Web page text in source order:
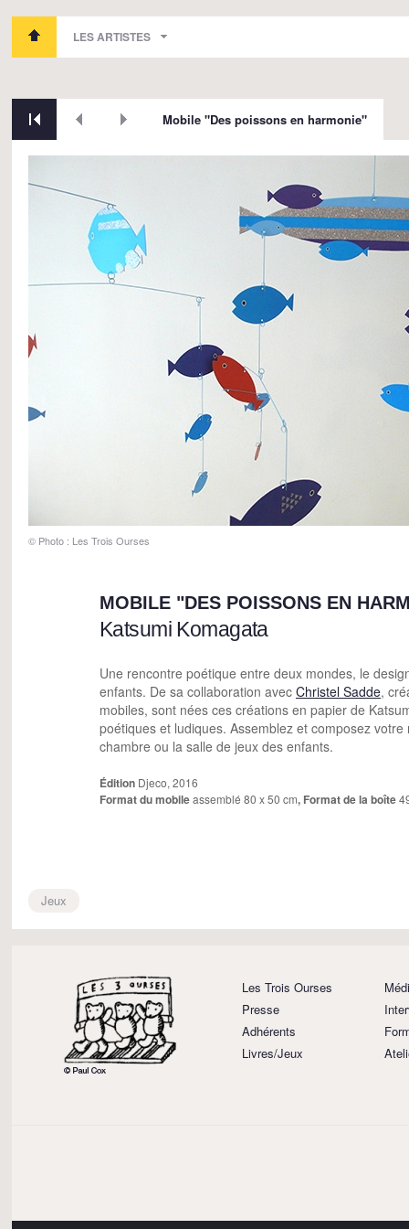
LES ARTISTES
Mobile "Des poissons en harmonie"
© Photo : Les Trois Ourses
MOBILE "DES POISSONS EN
Katsumi Komagata
Une rencontre poétique entre deux mondes, le
enfants. De sa collaboration avec Christel Sadde,
mobiles, sont nées ces créations en papier de
poétiques et ludiques. Assemblez et composez
chambre ou la salle de jeux des enfants.
Édition Djeco, 2016
Formatdu mobileassemblé 80 x 50 cm, Formatde la boîte
Jeux
Les Trois Ourses
Presse
Adhérents
Livres/Jeux